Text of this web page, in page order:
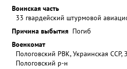
Воинская часть
33 гвардейский штурмовой
Причина выбытия Погиб
Военкомат
Пологовский РВК, Украинская ССР,
Пологовский р-н